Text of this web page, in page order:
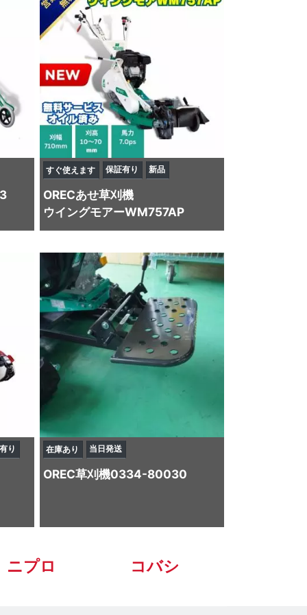
すぐ使えます 保証有り 新品
ORECあせ草刈機
ウイングモアーWM757AP
り 在庫あり 当日発送
OREC草刈機0334-80030
ニプロ コバシ